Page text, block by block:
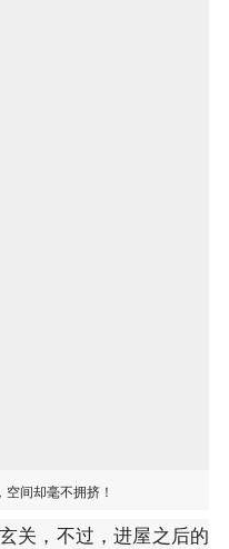
间却毫不拥挤！
关，不过，进屋之后的